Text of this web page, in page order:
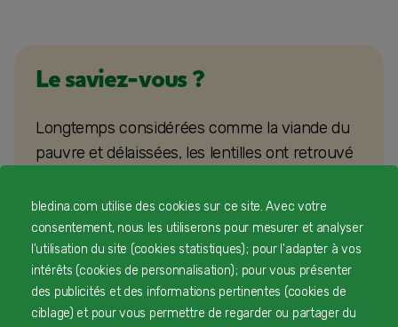
Le saviez-vous ?
Longtemps considérées comme la viande du
pauvre et délaissées, les lentilles ont retrouvé
une dizaine d’années… En Angleterre, c’est un
article publié en 2017 et expliquant que le
prince George en mangeait à la cantine qui a
fait s’envoler les ventes de cette légumineuse.
bledina.com utilise des cookies sur ce site. Avec votre
consentement, nous les utiliserons pour mesurer et analyser
l'utilisation du site (cookies statistiques) ; pour l'adapter à vos
intérêts (cookies de personnalisation) ; pour vous présenter
des publicités et des informations pertinentes (cookies de
ciblage) et pour vous permettre de regarder ou partager du